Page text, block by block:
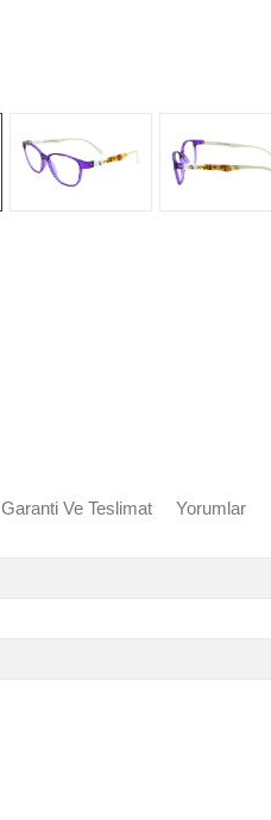
Garanti Ve Teslimat Yorumlar